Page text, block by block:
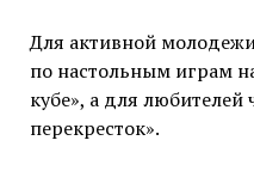
Для активной
по настольным играм
кубе», а для
перекресток».